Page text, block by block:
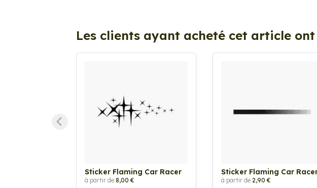
Les clients ayant acheté cet article
Sticker Flaming Car Racer
à partir de 8,00 €
Sticker Flaming Car
à partir de 2,90 €